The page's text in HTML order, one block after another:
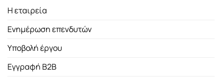
Η εταιρεία
Ενημέρωση επενδυτών
Υποβολή έργου
Εγγραφή B2B